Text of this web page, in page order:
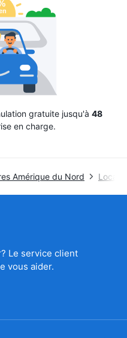
gratuite jusqu'à 48
en charge.
Amérique du Nord
Le service client
vous aider.